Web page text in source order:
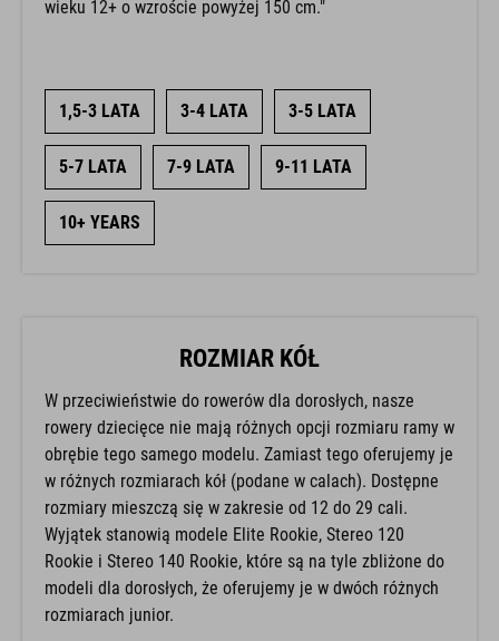
wieku 12+ o wzroście powyżej 150 cm."
1,5-3 LATA 3-4 LATA 3-5 LATA
5-7 LATA 7-9 LATA 9-11 LATA
10+ YEARS
ROZMIAR KÓŁ
W przeciwieństwie do rowerów dla dorosłych, nasze
rowery dziecięce nie mają różnych opcji rozmiaru ramy w
obrębie tego samego modelu. Zamiast tego oferujemy je
w różnych rozmiarach kół (podane w calach). Dostępne
rozmiary mieszczą się w zakresie od 12 do 29 cali.
Wyjątek stanowią modele Elite Rookie, Stereo 120
Rookie i Stereo 140 Rookie, które są na tyle zbliżone do
modeli dla dorosłych, że oferujemy je w dwóch różnych
rozmiarach junior.